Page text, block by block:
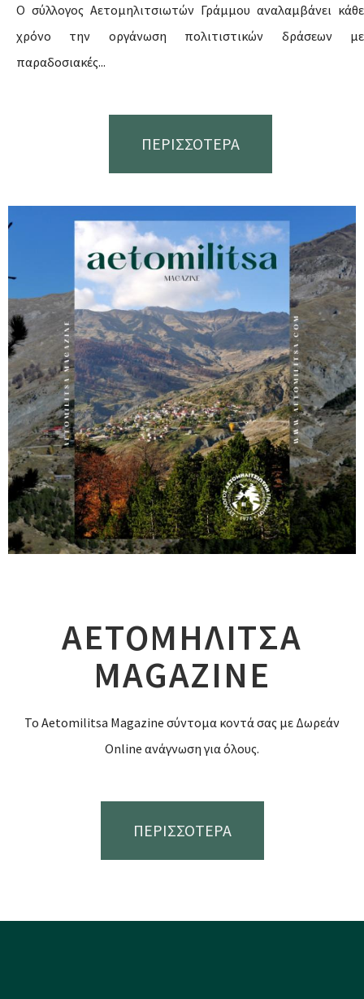
Ο σύλλογος Αετομηλιτσιωτών Γράμμου αναλαμβάνει κάθε
χρόνο την οργάνωση πολιτιστικών δράσεων με
παραδοσιακές...
ΠΕΡΙΣΣΟΤΕΡΑ
ΑΕΤΟΜΗΛΙΤΣΑ
MAGAZINE
Το Aetomilitsa Magazine σύντομα κοντά σας με Δωρεάν
Online ανάγνωση για όλους.
ΠΕΡΙΣΣΟΤΕΡΑ